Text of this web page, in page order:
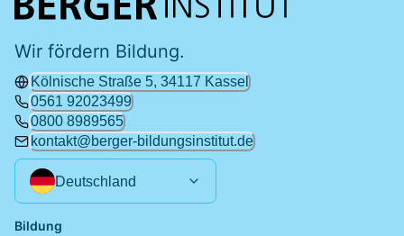
Wir fördern Bildung.
Kölnische Straße 5, 34117 Kassel
0561 92023499
0800 8989565
kontakt@berger-bildungsinstitut.de
Deutschland
Bildung